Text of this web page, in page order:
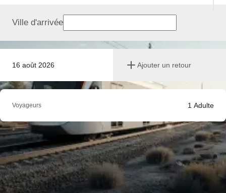
16 août 2026 Ajouter un retour
Ville d'arrivée
Voyageurs 1 Adulte